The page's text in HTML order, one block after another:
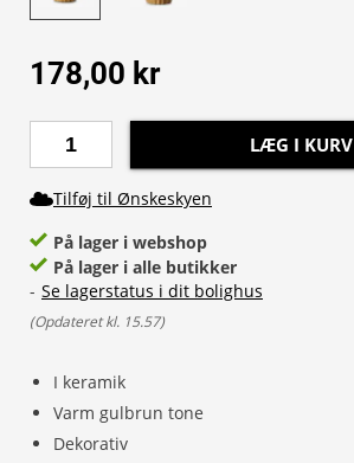
I keramik
Varm gulbrun tone
Dekorativ
178,00 kr
LÆG I KURV
Tilføj til Ønskeskyen
På lager i webshop
På lager i alle butikker
- Se lagerstatus i dit bolighus
(Opdateret kl. 15.57)